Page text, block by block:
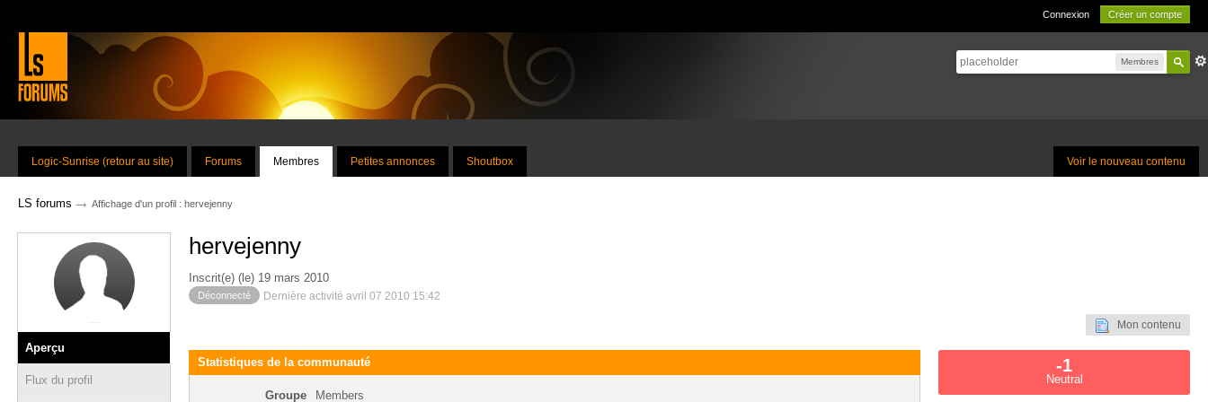
Connexion Créer un compte
Membres
Voir le nouveau contenu
Logic-Sunrise (retour au site) Forums Membres Petites annonces Shoutbox
LS forums → Affichage d'un profil : hervejenny
Aperçu
Flux du profil
hervejenny
Inscrit(e) (le) 19 mars 2010
Déconnecté Dernière activité avril 07 2010 15:42
Mon contenu
Statistiques de la communauté
Groupe Members
-1
Neutral